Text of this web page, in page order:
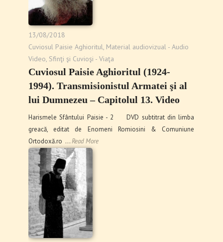
13/08/2018
Cuviosul Paisie Aghioritul, Material audiovizual - Audio
Video, Sfinţi şi Cuvioşi - Viaţa
Cuviosul Paisie Aghioritul (1924-
1994). Transmisionistul Armatei şi al
lui Dumnezeu – Capitolul 13. Video
Harismele Sfântului Paisie - 2 DVD subtitrat din limba
greacă, editat de Enomeni Romiosini & Comuniune
Ortodoxă.ro …Read More